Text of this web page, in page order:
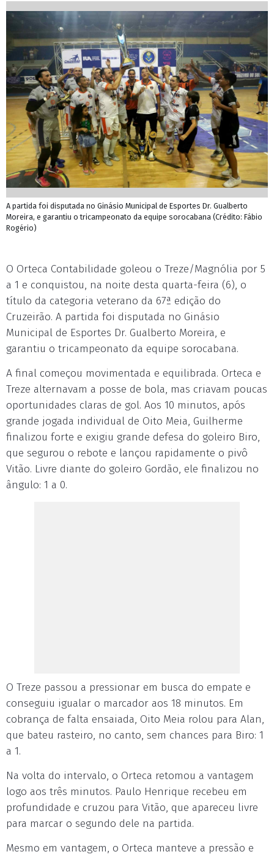
A partida foi disputada no Ginásio Municipal de Esportes Dr. Gualberto
Moreira, e garantiu o tricampeonato da equipe sorocabana (Crédito: Fábio
Rogério)
O Orteca Contabilidade goleou o Treze/Magnólia por 5
a 1 e conquistou, na noite desta quarta-feira (6), o
título da categoria veterano da 67ª edição do
Cruzeirão. A partida foi disputada no Ginásio
Municipal de Esportes Dr. Gualberto Moreira, e
garantiu o tricampeonato da equipe sorocabana.
A final começou movimentada e equilibrada. Orteca e
Treze alternavam a posse de bola, mas criavam poucas
oportunidades claras de gol. Aos 10 minutos, após
grande jogada individual de Oito Meia, Guilherme
finalizou forte e exigiu grande defesa do goleiro Biro,
que segurou o rebote e lançou rapidamente o pivô
Vitão. Livre diante do goleiro Gordão, ele finalizou no
ângulo: 1 a 0.
O Treze passou a pressionar em busca do empate e
conseguiu igualar o marcador aos 18 minutos. Em
cobrança de falta ensaiada, Oito Meia rolou para Alan,
que bateu rasteiro, no canto, sem chances para Biro: 1
a 1.
Na volta do intervalo, o Orteca retomou a vantagem
logo aos três minutos. Paulo Henrique recebeu em
profundidade e cruzou para Vitão, que apareceu livre
para marcar o segundo dele na partida.
Mesmo em vantagem, o Orteca manteve a pressão e